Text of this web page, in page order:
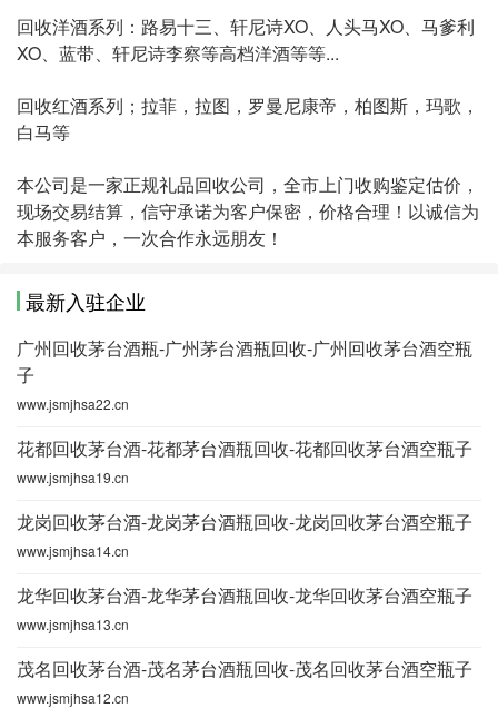
回收洋酒系列：路易十三、轩尼诗XO、人头马XO、马爹利
XO、蓝带、轩尼诗李察等高档洋酒等等...
回收红酒系列；拉菲，拉图，罗曼尼康帝，柏图斯，玛歌，
白马等
本公司是一家正规礼品回收公司，全市上门收购鉴定估价，
现场交易结算，信守承诺为客户保密，价格合理！以诚信为
本服务客户，一次合作永远朋友！
最新入驻企业
广州回收茅台酒瓶-广州茅台酒瓶回收-广州回收茅台酒空瓶
子
www.jsmjhsa22.cn
花都回收茅台酒-花都茅台酒瓶回收-花都回收茅台酒空瓶子
www.jsmjhsa19.cn
龙岗回收茅台酒-龙岗茅台酒瓶回收-龙岗回收茅台酒空瓶子
www.jsmjhsa14.cn
龙华回收茅台酒-龙华茅台酒瓶回收-龙华回收茅台酒空瓶子
www.jsmjhsa13.cn
茂名回收茅台酒-茂名茅台酒瓶回收-茂名回收茅台酒空瓶子
www.jsmjhsa12.cn